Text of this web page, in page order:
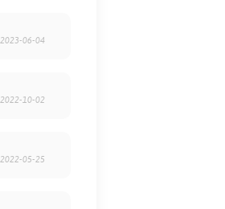
2023-06-04
2022-10-02
2022-05-25